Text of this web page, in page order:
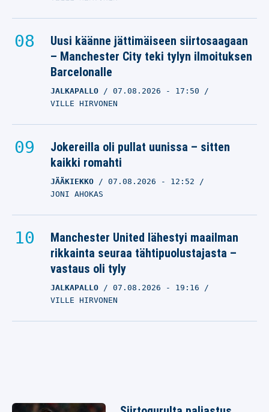
Uusi käänne jättimäiseen siirtosaagaan
– Manchester City teki tylyn ilmoituksen
Barcelonalle
JALKAPALLO 07.08.2026 - 17:50
VILLE HIRVONEN
Jokereilla oli pullat uunissa – sitten
kaikki romahti
JÄÄKIEKKO 07.08.2026 - 12:52
JONI AHOKAS
Manchester United lähestyi maailman
rikkainta seuraa tähtipuolustajasta –
vastaus oli tyly
JALKAPALLO 07.08.2026 - 19:16
VILLE HIRVONEN